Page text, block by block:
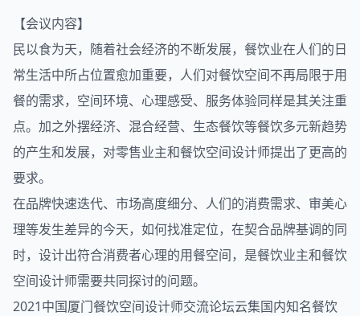
【会议内容】
民以食为天，随着社会经济的不断发展，餐饮业在人们的日
常生活中所占位置愈加重要，人们对餐饮空间不再局限于用
餐的需求，空间环境、心理感受、服务体验同样是其关注重
点。加之外摆经济、混合经营、生态餐饮等餐饮多元新趋势
的产生和发展，对零售业主和餐饮空间设计师提出了更高的
要求。
在品牌快速迭代、市场高度细分、人们的消费需求、审美心
理等发生差异的今天，如何找准定位，在契合品牌基调的同
时，设计出符合消费者心理的用餐空间，是餐饮业主和餐饮
空间设计师需要共同探讨的问题。
2021中国厦门餐饮空间设计师交流论坛云集国内知名餐饮